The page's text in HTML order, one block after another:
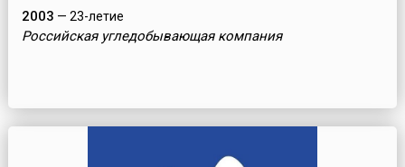
2003 — 23-летие
Российская угледобывающая компания